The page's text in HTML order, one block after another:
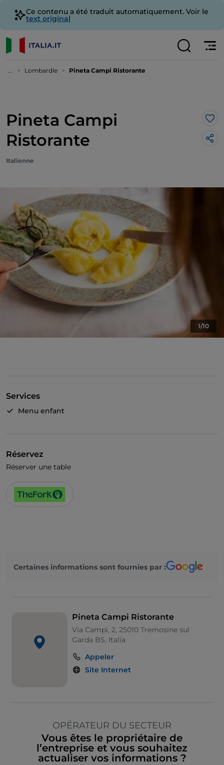
Ce contenu a été traduit automatiquement. Voir le
text original
... Lombardie Pineta Campi Ristorante
Pineta Campi
Ristorante
Italienne
1/10
Services
Menu enfant
Réservez
Réserver une table
Certaines informations sont fournies par :
Pineta Campi Ristorante
Via Campi, 2, 25010 Tremosine sul
Garda BS, Italia
Appeler
Site Internet
OPÉRATEUR DU SECTEUR
Vous êtes le propriétaire de
l’entreprise et vous souhaitez
actualiser vos informations ?